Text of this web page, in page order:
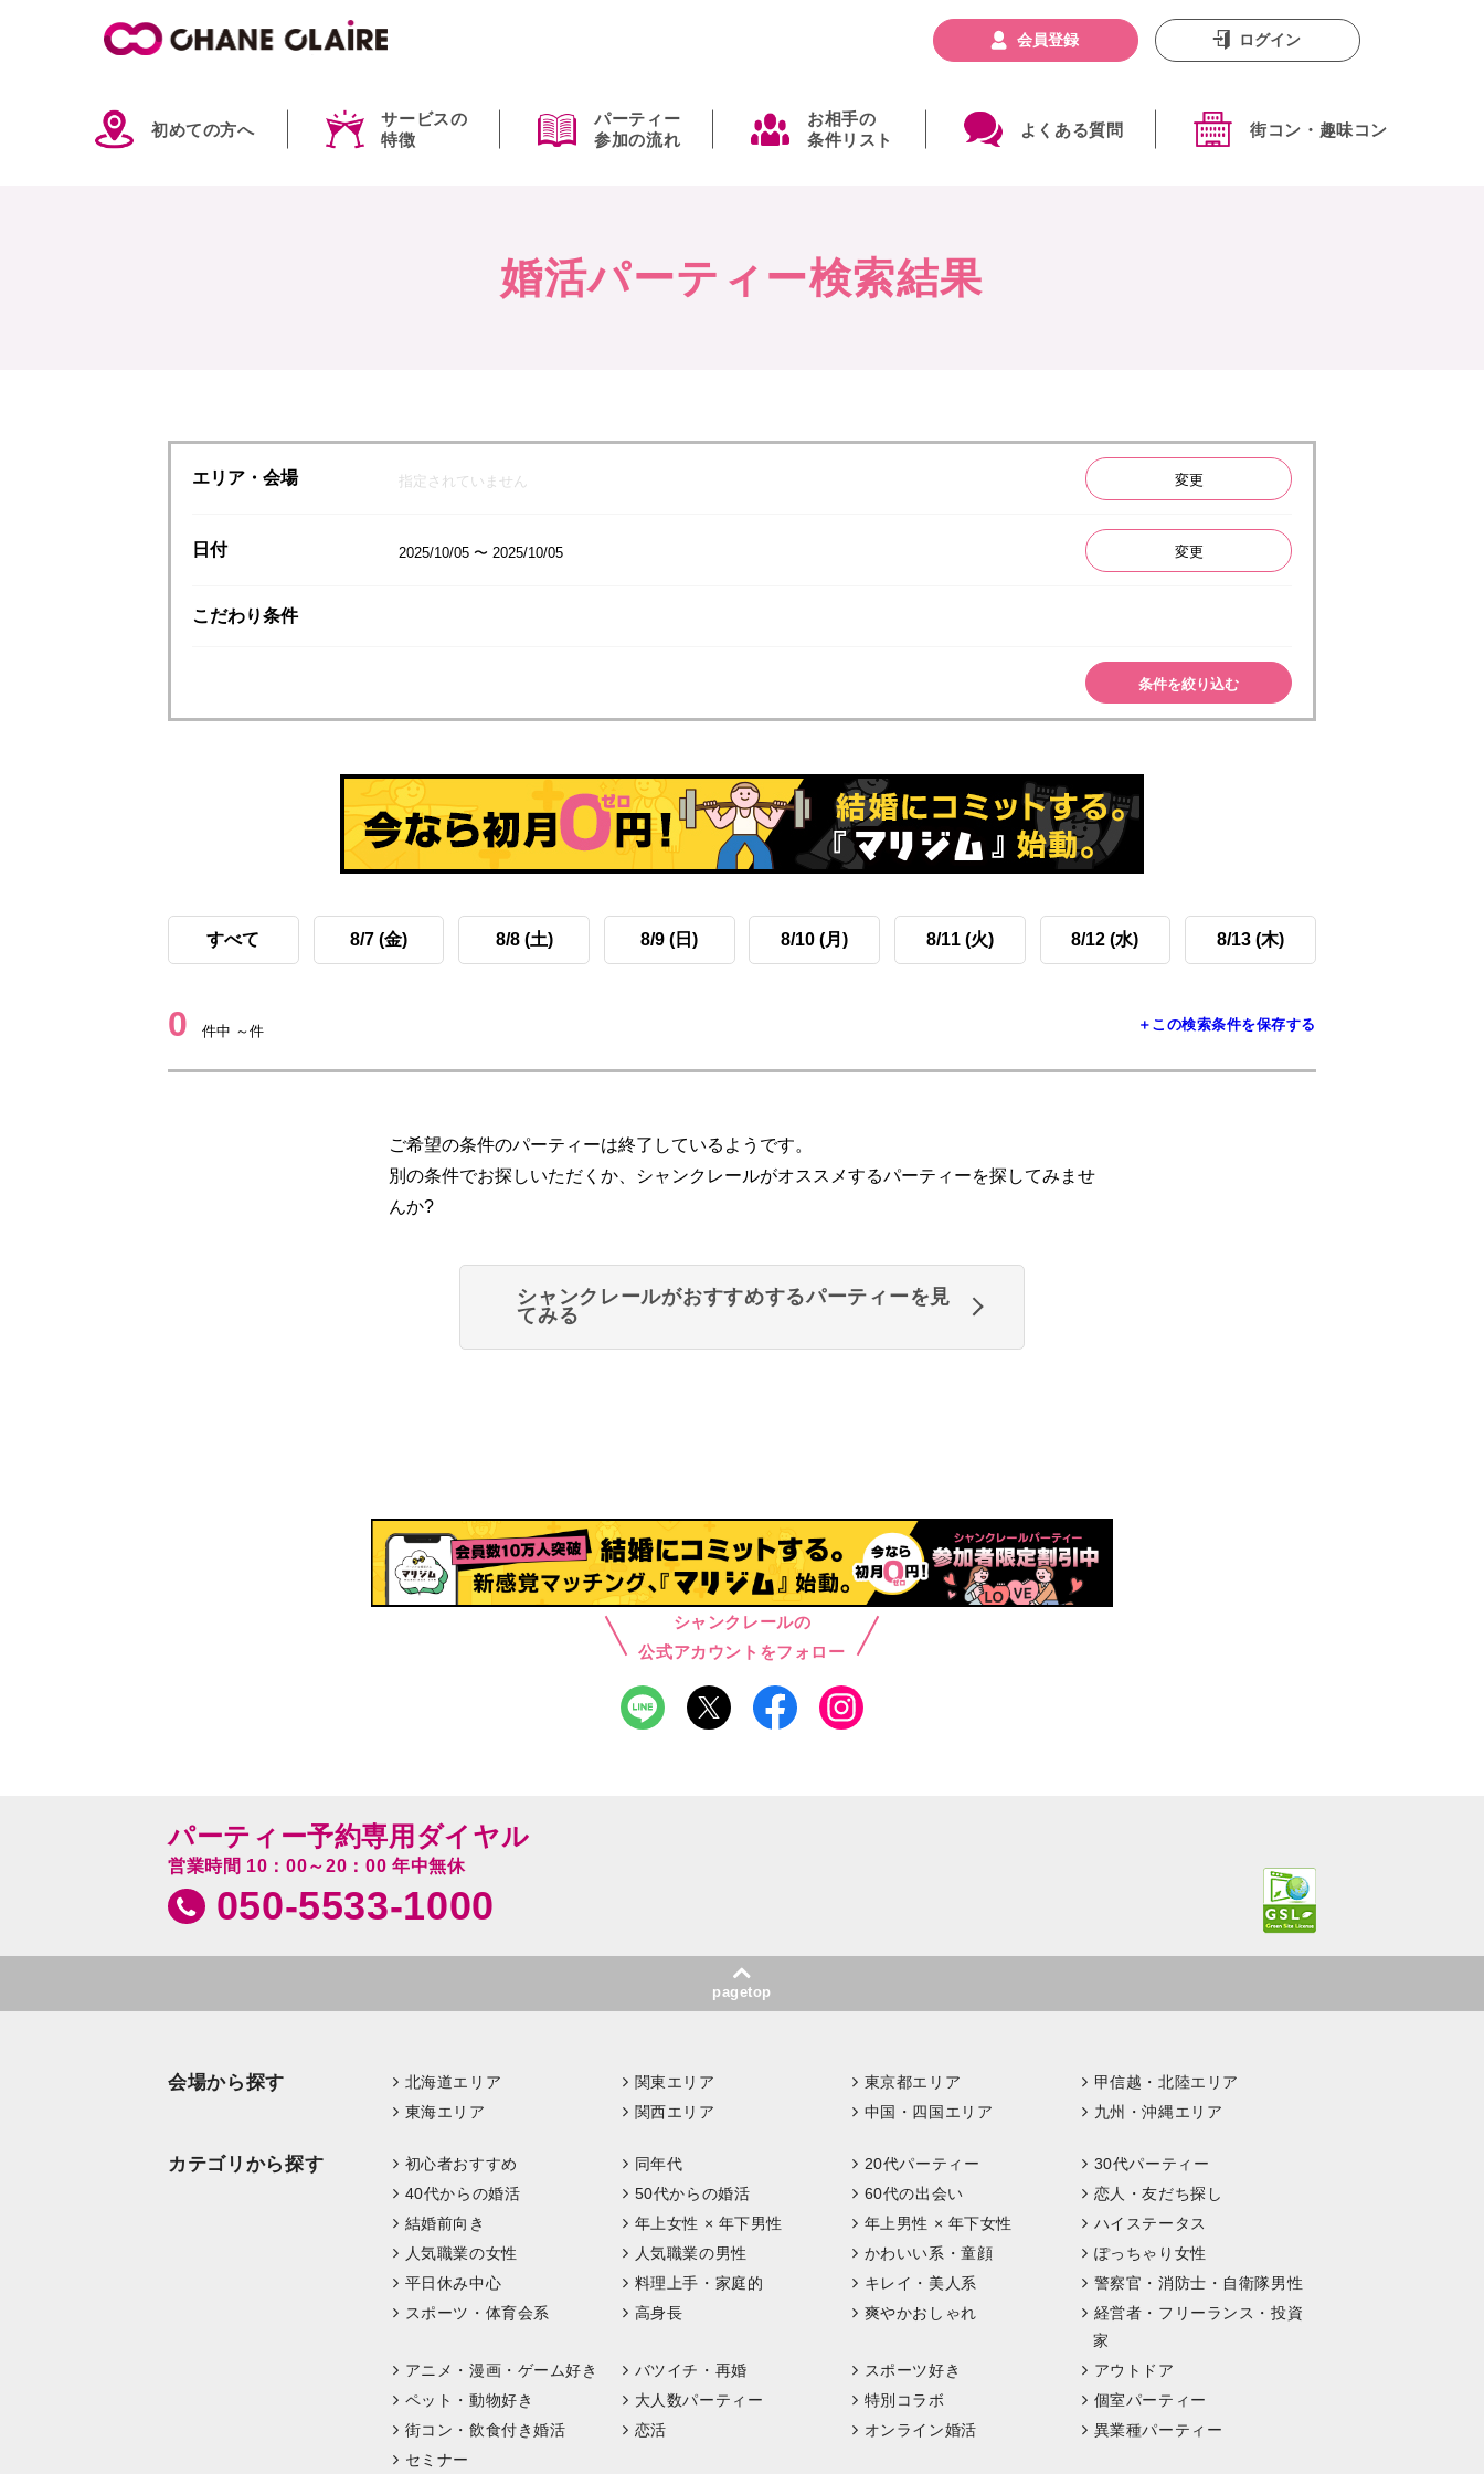
初めての方へ
サービスの
特徴
パーティー
参加の流れ
お相手の
条件リスト
よくある質問 街コン・趣味コン
会員登録 ログイン
婚活パーティー検索結果
エリア・会場 指定されていません 変更
日付 2025/10/05 〜 2025/10/05 変更
こだわり条件
条件を絞り込む
すべて 8/7 (金) 8/8 (土) 8/9 (日) 8/10 (月) 8/11 (火) 8/12 (水) 8/13 (木)
0 件中 ～件 ＋この検索条件を保存する
ご希望の条件のパーティーは終了しているようです。
別の条件でお探しいただくか、シャンクレールがオススメするパーティーを探してみませ
んか?
シャンクレールがおすすめするパーティーを見
てみる
シャンクレールの
公式アカウントをフォロー
パーティー予約専用ダイヤル
営業時間 10：00～20：00 年中無休
050-5533-1000
pagetop
会場から探す 北海道エリア 関東エリア 東京都エリア
甲信越・北陸エリア
東海エリア
関西エリア 中国・四国エリア 九州・沖縄エリア
カテゴリから探す 初心者おすすめ 同年代 20代パーティー
30代パーティー
40代からの婚活
50代からの婚活 60代の出会い
恋人・友だち探し
結婚前向き
年上女性 × 年下男性 年上男性 × 年下女性
ハイステータス
人気職業の女性
人気職業の男性 かわいい系・童顔
ぽっちゃり女性
平日休み中心
料理上手・家庭的 キレイ・美人系
警察官・消防士・自衛隊男性
スポーツ・体育会系
高身長 爽やかおしゃれ
経営者・フリーランス・投資
家
アニメ・漫画・ゲーム好き
バツイチ・再婚 スポーツ好き
アウトドア
ペット・動物好き
大人数パーティー 特別コラボ
個室パーティー
街コン・飲食付き婚活
恋活 オンライン婚活
異業種パーティー
セミナー